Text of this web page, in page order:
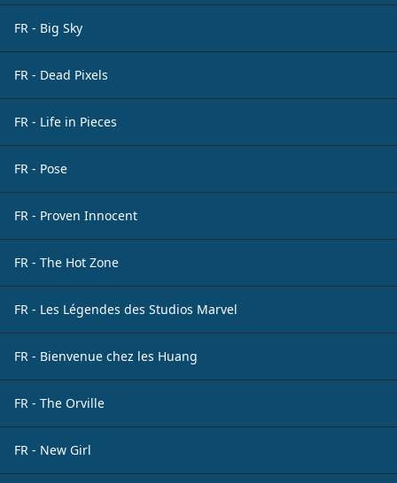
FR - Big Sky
FR - Dead Pixels
FR - Life in Pieces
FR - Pose
FR - Proven Innocent
FR - The Hot Zone
FR - Les Légendes des Studios Marvel
FR - Bienvenue chez les Huang
FR - The Orville
FR - New Girl